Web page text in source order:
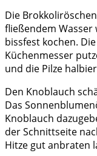
Die
fließendem Wasser
bissfest kochen.
Küchenmesser
und die Pilze
Den Knoblauch
Das
Knoblauch
der Schnittseite
Hitze gut anbraten